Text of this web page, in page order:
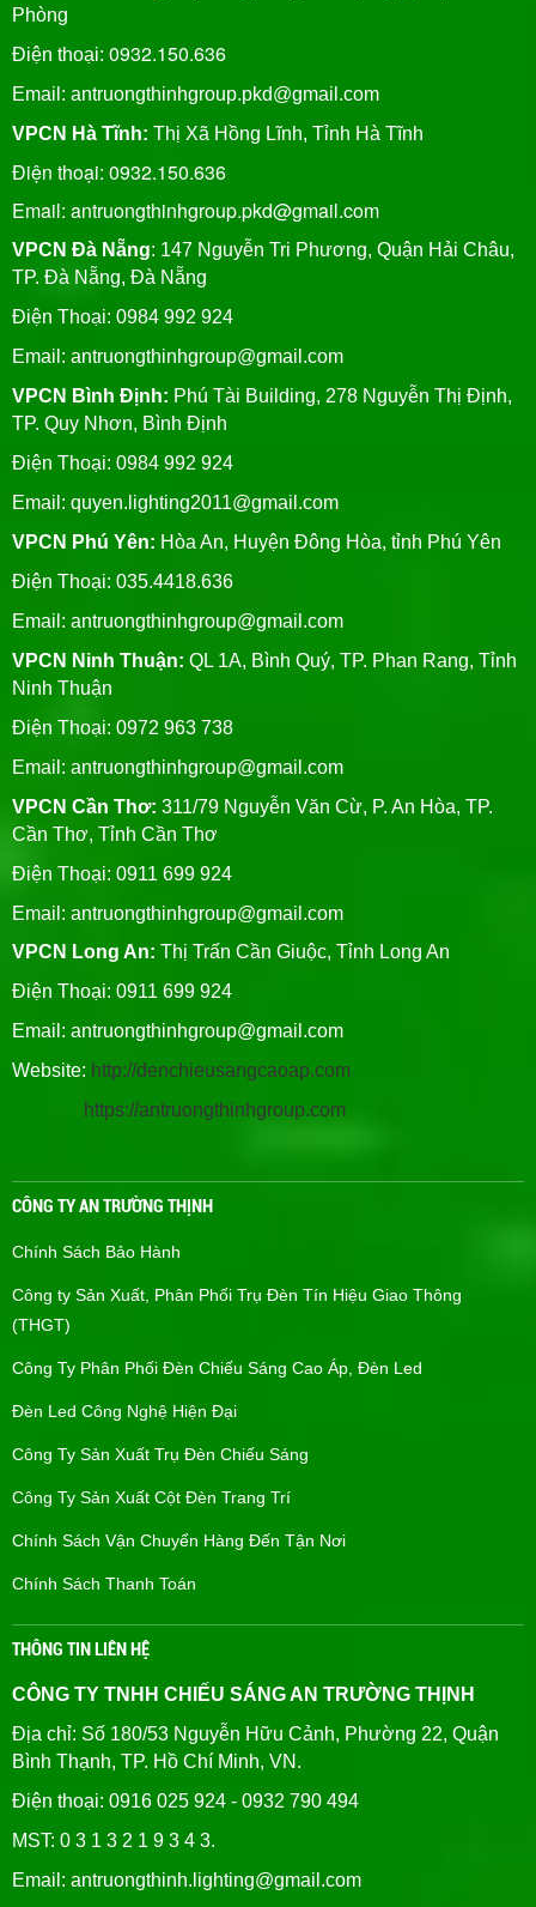
Phòng
Điện thoại: 0932.150.636
Email: antruongthinhgroup.pkd@gmail.com
VPCN Hà Tĩnh: Thị Xã Hồng Lĩnh, Tỉnh Hà Tĩnh
Điện thoại: 0932.150.636
Email: antruongthinhgroup.pkd@gmail.com
VPCN Đà Nẵng: 147 Nguyễn Tri Phương, Quận Hải Châu,
TP. Đà Nẵng, Đà Nẵng
Điện Thoại: 0984 992 924
Email: antruongthinhgroup@gmail.com
VPCN Bình Định: Phú Tài Building, 278 Nguyễn Thị Định,
TP. Quy Nhơn, Bình Định
Điện Thoại: 0984 992 924
Email: quyen.lighting2011@gmail.com
VPCN Phú Yên: Hòa An, Huyện Đông Hòa, tỉnh Phú Yên
Điện Thoại: 035.4418.636
Email: antruongthinhgroup@gmail.com
VPCN Ninh Thuận: QL 1A, Bình Quý, TP. Phan Rang, Tỉnh
Ninh Thuận
Điện Thoại: 0972 963 738
Email: antruongthinhgroup@gmail.com
VPCN Cần Thơ: 311/79 Nguyễn Văn Cừ, P. An Hòa, TP.
Cần Thơ, Tỉnh Cần Thơ
Điện Thoại: 0911 699 924
Email: antruongthinhgroup@gmail.com
VPCN Long An: Thị Trấn Cần Giuộc, Tỉnh Long An
Điện Thoại: 0911 699 924
Email: antruongthinhgroup@gmail.com
Website: http://denchieusangcaoap.com
https://antruongthinhgroup.com
CÔNG TY AN TRƯỜNG THỊNH
Chính Sách Bảo Hành
Công ty Sản Xuất, Phân Phối Trụ Đèn Tín Hiệu Giao Thông
(THGT)
Công Ty Phân Phối Đèn Chiếu Sáng Cao Áp, Đèn Led
Đèn Led Công Nghệ Hiện Đại
Công Ty Sản Xuất Trụ Đèn Chiếu Sáng
Công Ty Sản Xuất Cột Đèn Trang Trí
Chính Sách Vận Chuyển Hàng Đến Tận Nơi
Chính Sách Thanh Toán
THÔNG TIN LIÊN HỆ
CÔNG TY TNHH CHIẾU SÁNG AN TRƯỜNG THỊNH
Địa chỉ: Số 180/53 Nguyễn Hữu Cảnh, Phường 22, Quận
Bình Thạnh, TP. Hồ Chí Minh, VN.
Điện thoại: 0916 025 924 - 0932 790 494
MST: 0 3 1 3 2 1 9 3 4 3.
Email: antruongthinh.lighting@gmail.com